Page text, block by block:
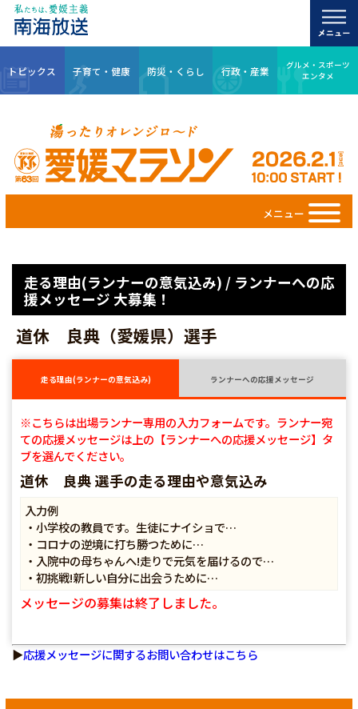
トピックス 子育て・健康 防災・くらし 行政・産業
グルメ・スポーツ
エンタメ
メニュー
走る理由(ランナーの意気込み) / ランナーへの応
援メッセージ 大募集！
道休 良典（愛媛県）選手
走る理由(ランナーの意気込み) ランナーへの応援メッセージ
※こちらは出場ランナー専用の入力フォームです。ランナー宛
ての応援メッセージは上の【ランナーへの応援メッセージ】タ
ブを選んでください。
道休 良典 選手の走る理由や意気込み
入力例
・小学校の教員です。生徒にナイショで…
・コロナの逆境に打ち勝つために…
・入院中の母ちゃんへ!走りで元気を届けるので…
・初挑戦!新しい自分に出会うために…
メッセージの募集は終了しました。
▶応援メッセージに関するお問い合わせはこちら